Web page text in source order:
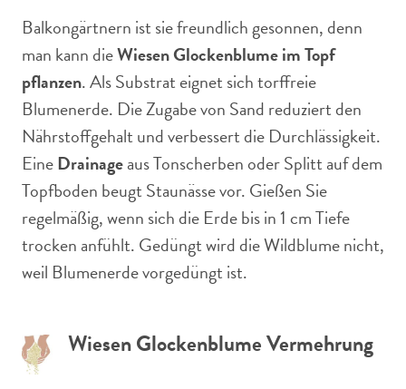
Balkongärtnern ist sie freundlich gesonnen, denn
man kann dieWiesen Glockenblume im Topf
pflanzen. Als Substrat eignet sich torffreie
Blumenerde. Die Zugabe von Sand reduziert den
Nährstoffgehalt und verbessert die Durchlässigkeit.
EineDrainageaus Tonscherben oder Splitt auf dem
Topfboden beugt Staunässe vor. Gießen Sie
regelmäßig, wenn sich die Erde bis in 1 cm Tiefe
trocken anfühlt. Gedüngt wird die Wildblume nicht,
weil Blumenerde vorgedüngt ist.
Wiesen Glockenblume Vermehrung